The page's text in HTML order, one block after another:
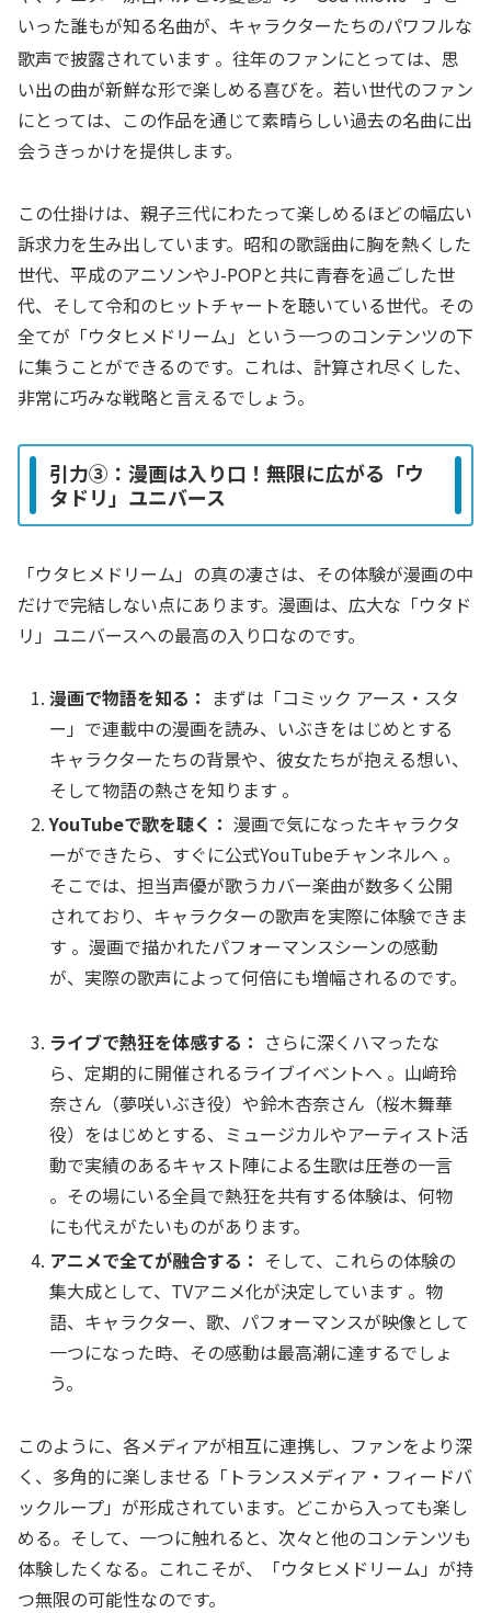
いった誰もが知る名曲が、キャラクターたちのパワフルな
歌声で披露されています 。往年のファンにとっては、思
い出の曲が新鮮な形で楽しめる喜びを。若い世代のファン
にとっては、この作品を通じて素晴らしい過去の名曲に出
会うきっかけを提供します。
この仕掛けは、親子三代にわたって楽しめるほどの幅広い
訴求力を生み出しています。昭和の歌謡曲に胸を熱くした
世代、平成のアニソンやJ-POPと共に青春を過ごした世
代、そして令和のヒットチャートを聴いている世代。その
全てが「ウタヒメドリーム」という一つのコンテンツの下
に集うことができるのです。これは、計算され尽くした、
非常に巧みな戦略と言えるでしょう。
引力③：漫画は入り口！無限に広がる「ウ
タドリ」ユニバース
「ウタヒメドリーム」の真の凄さは、その体験が漫画の中
だけで完結しない点にあります。漫画は、広大な「ウタド
リ」ユニバースへの最高の入り口なのです。
漫画で物語を知る： まずは「コミック アース・スタ
ー」で連載中の漫画を読み、いぶきをはじめとする
キャラクターたちの背景や、彼女たちが抱える想い、
そして物語の熱さを知ります 。
YouTubeで歌を聴く： 漫画で気になったキャラクタ
ーができたら、すぐに公式YouTubeチャンネルへ 。
そこでは、担当声優が歌うカバー楽曲が数多く公開
されており、キャラクターの歌声を実際に体験できま
す 。漫画で描かれたパフォーマンスシーンの感動
が、実際の歌声によって何倍にも増幅されるのです。
ライブで熱狂を体感する： さらに深くハマったな
ら、定期的に開催されるライブイベントへ 。山﨑玲
奈さん（夢咲いぶき役）や鈴木杏奈さん（桜木舞華
役）をはじめとする、ミュージカルやアーティスト活
動で実績のあるキャスト陣による生歌は圧巻の一言
。その場にいる全員で熱狂を共有する体験は、何物
にも代えがたいものがあります。
アニメで全てが融合する： そして、これらの体験の
集大成として、TVアニメ化が決定しています 。物
語、キャラクター、歌、パフォーマンスが映像として
一つになった時、その感動は最高潮に達するでしょ
う。
このように、各メディアが相互に連携し、ファンをより深
く、多角的に楽しませる「トランスメディア・フィードバ
ックループ」が形成されています。どこから入っても楽し
める。そして、一つに触れると、次々と他のコンテンツも
体験したくなる。これこそが、「ウタヒメドリーム」が持
つ無限の可能性なのです。